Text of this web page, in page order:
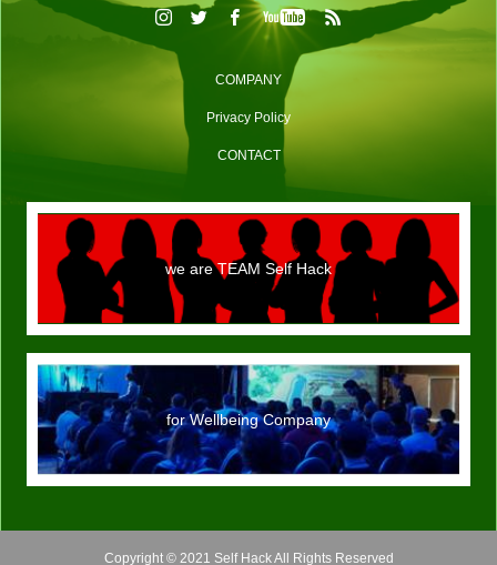
COMPANY
Privacy Policy
CONTACT
we are TEAM Self Hack
for Wellbeing Company
Copyright © 2021 Self Hack All Rights Reserved